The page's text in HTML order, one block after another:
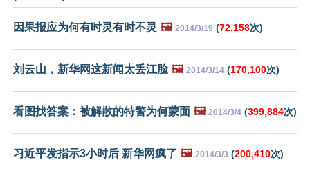
因果报应为何有时灵有时不灵 🖼️ 2014/3/19 (72,158次)
刘云山，新华网这新闻太丢江脸 🖼️ 2014/3/14 (170,100次)
看图找答案：被解散的特警为何蒙面 🖼️ 2014/3/4 (399,884次)
习近平发指示3小时后 新华网疯了 🖼️ 2014/3/3 (200,410次)